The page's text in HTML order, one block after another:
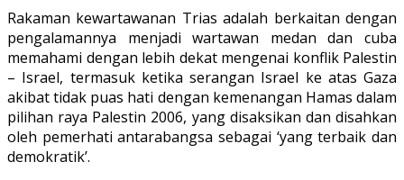
Rakaman kewartawanan Trias adalah berkaitan dengan
pengalamannya menjadi wartawan medan dan cuba
memahami dengan lebih dekat mengenai konflik Palestin
– Israel, termasuk ketika serangan Israel ke atas Gaza
akibat tidak puas hati dengan kemenangan Hamas dalam
pilihan raya Palestin 2006, yang disaksikan dan disahkan
oleh pemerhati antarabangsa sebagai ‘yang terbaik dan
demokratik’.